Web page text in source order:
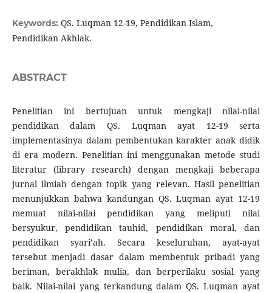
Keywords: QS. Luqman 12-19, Pendidikan Islam,
Pendidikan Akhlak.
ABSTRACT
Penelitian ini bertujuan untuk mengkaji nilai-nilai
pendidikan dalam QS. Luqman ayat 12-19 serta
implementasinya dalam pembentukan karakter anak didik
di era modern. Penelitian ini menggunakan metode studi
literatur (library research) dengan mengkaji beberapa
jurnal ilmiah dengan topik yang relevan. Hasil penelitian
menunjukkan bahwa kandungan QS. Luqman ayat 12-19
memuat nilai-nilai pendidikan yang meliputi nilai
bersyukur, pendidikan tauhid, pendidikan moral, dan
pendidikan syari’ah. Secara keseluruhan, ayat-ayat
tersebut menjadi dasar dalam membentuk pribadi yang
beriman, berakhlak mulia, dan berperilaku sosial yang
baik. Nilai-nilai yang terkandung dalam QS. Luqman ayat